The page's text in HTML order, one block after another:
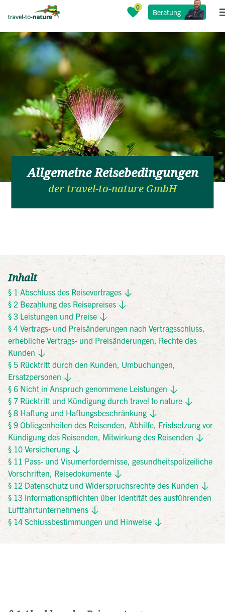
Beratung
Allgemeine Reisebedingungen
der travel-to-nature GmbH
Inhalt
§ 1 Abschluss des Reisevertrages
§ 2 Bezahlung des Reisepreises
§ 3 Leistungen und Preise
§ 4 Vertrags- und Preisänderungen nach Vertragsschluss,
erhebliche Vertrags- und Preisänderungen, Rechte des
Kunden
§ 5 Rücktritt durch den Kunden, Umbuchungen,
Ersatzpersonen
§ 6 Nicht in Anspruch genommene Leistungen
§ 7 Rücktritt und Kündigung durch travel to nature
§ 8 Haftung und Haftungsbeschränkung
§ 9 Obliegenheiten des Reisenden, Abhilfe, Fristsetzung vor
Kündigung des Reisenden, Mitwirkung des Reisenden
§ 10 Versicherung
§ 11 Pass- und Visumerfordernisse, gesundheitspolizeiliche
Vorschriften, Reisedokumente
§ 12 Datenschutz und Widerspruchsrechte des Kunden
§ 13 Informationspflichten über Identität des ausführenden
Luftfahrtunternehmens
§ 14 Schlussbestimmungen und Hinweise